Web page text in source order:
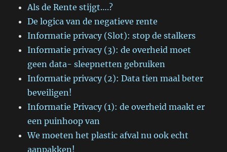
Als de Rente stijgt….?
De logica van de negatieve rente
Informatie privacy (Slot): stop de stalkers
Informatie privacy (3): de overheid moet
geen data- sleepnetten gebruiken
Informatie privacy (2): Data tien maal beter
beveiligen!
Informatie Privacy (1): de overheid maakt er
een puinhoop van
We moeten het plastic afval nu ook echt
aanpakken!